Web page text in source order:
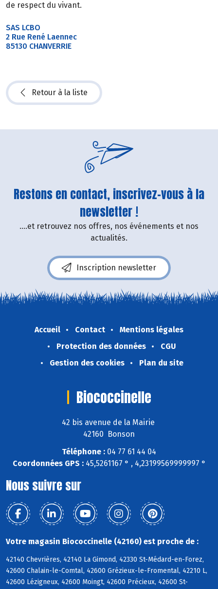
de respect du vivant.
SAS LCBO
2 Rue René Laennec
85130 CHANVERRIE
Retour à la liste
Restons en contact, inscrivez-vous à la
newsletter !
....et retrouvez nos offres, nos événements et nos
actualités.
Inscription newsletter
Accueil Contact
Mentions légales
Protection des données
CGU
Gestion des cookies
Plan du site
Biococcinelle
42 bis avenue de la Mairie
42160 Bonson
Téléphone : 04 77 61 44 04
Coordonnées GPS :45,5261167 ° , 4,23199569999997 °
Nous suivre sur
Votre magasin Biococcinelle (42160) est proche de :
42140 Chevrières, 42140 La Gimond, 42330 St-Médard-en-Forez,
42600 Chalain-le-Comtal, 42600 Grézieux-le-Fromental, 42210 L,
42600 Lézigneux, 42600 Moingt, 42600 Précieux, 42600 St-